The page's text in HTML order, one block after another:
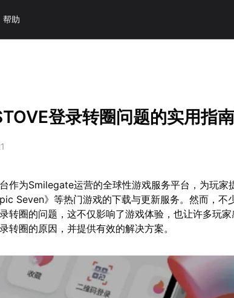
帮助
登录转圈问题的实用指南
作为Smilegate运营的全球性游戏服务平台，为玩
Seven》等热门游戏的下载与更新服务。然而，不
转圈的问题，这不仅影响了游戏体验，也让许多玩
转圈的原因，并提供有效的解决方案。